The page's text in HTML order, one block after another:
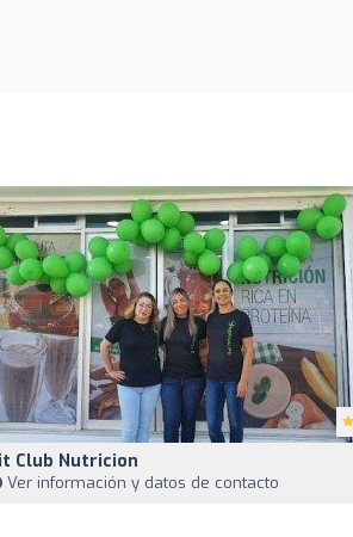
Club Nutricion
Ver información y datos de contacto